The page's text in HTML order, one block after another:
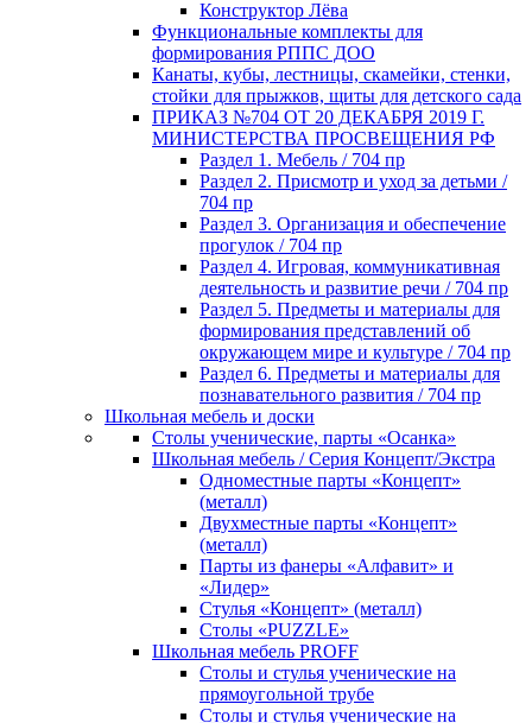
Конструктор Лёва
Функциональные комплекты для
формирования РППС ДОО
Канаты, кубы, лестницы, скамейки, стенки,
стойки для прыжков, щиты для детского сада
ПРИКАЗ №704 ОТ 20 ДЕКАБРЯ 2019 Г.
МИНИСТЕРСТВА ПРОСВЕЩЕНИЯ РФ
Раздел 1. Мебель / 704 пр
Раздел 2. Присмотр и уход за детьми /
704 пр
Раздел 3. Организация и обеспечение
прогулок / 704 пр
Раздел 4. Игровая, коммуникативная
деятельность и развитие речи / 704 пр
Раздел 5. Предметы и материалы для
формирования представлений об
окружающем мире и культуре / 704 пр
Раздел 6. Предметы и материалы для
познавательного развития / 704 пр
Школьная мебель и доски
Столы ученические, парты «Осанка»
Школьная мебель / Серия Концепт/Экстра
Одноместные парты «Концепт»
(металл)
Двухместные парты «Концепт»
(металл)
Парты из фанеры «Алфавит» и
«Лидер»
Стулья «Концепт» (металл)
Столы «PUZZLE»
Школьная мебель PROFF
Столы и стулья ученические на
прямоугольной трубе
Столы и стулья ученические на